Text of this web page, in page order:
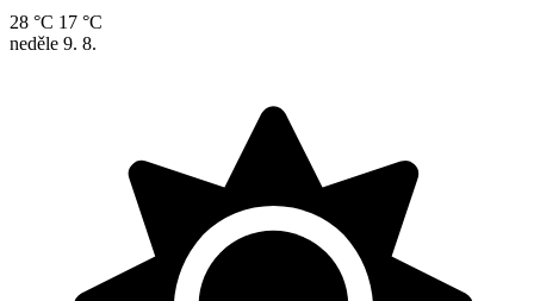
28 °C 17 °C
neděle 9. 8.